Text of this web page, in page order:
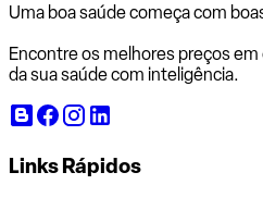
Uma boa saúde começa com
Encontre os melhores preços
da sua saúde com inteligência.
Links Rápidos